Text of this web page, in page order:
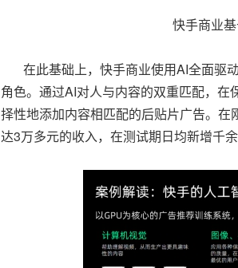
快手商业
在此基础上，快手商业使用AI全面驱
角色。通过AI对人与内容的双重匹配，
择性地添加内容相匹配的后贴片广告。在
达3万多元的收入，在测试期日均新增千